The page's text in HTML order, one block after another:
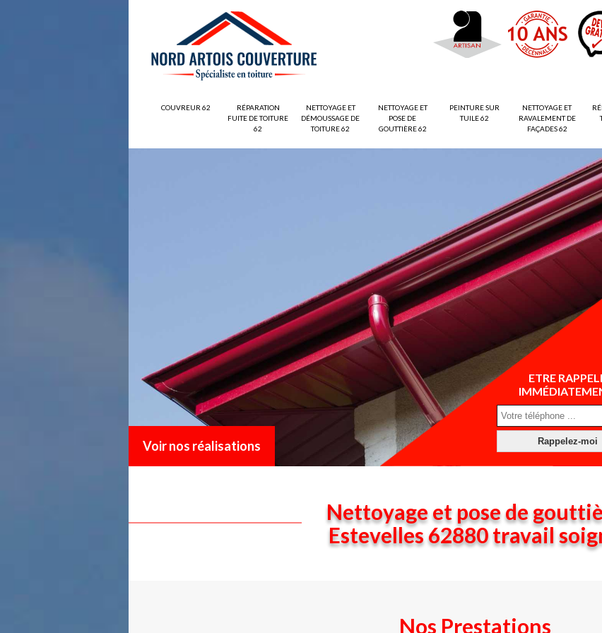
COUVREUR 62
RÉPARATION
FUITE DE TOITURE
62
NETTOYAGE ET
DÉMOUSSAGE DE
TOITURE 62
NETTOYAGE ET
POSE DE
GOUTTIÈRE 62
PEINTURE SUR
TUILE 62
NETTOYAGE ET
RAVALEMENT DE
FAÇADES 62
Voir nos réalisations
ETRE
Nettoyage et pose de
Estevelles 62880 travail
Nos Prestations